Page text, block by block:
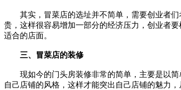
其实，冒菜店的选址并不简单，需要创业者们
贵，这样很容易增加一部分的经济压力，创业者
适合的店面。
三、冒菜店的装修
现如今的门头房装修非常的简单，主要是以简
自己店铺的风格，这样才能突出自己店铺的魅力